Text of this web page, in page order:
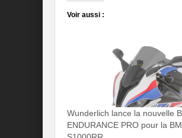
Voir aussi :
Wunderlich lance la nouvelle
ENDURANCE PRO pour la